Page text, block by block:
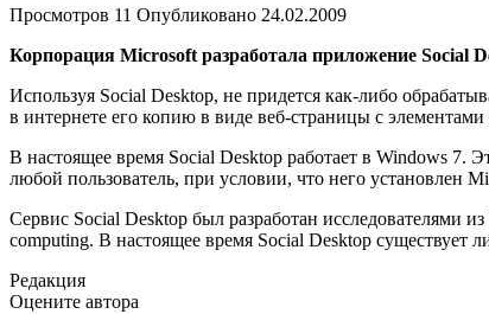
Просмотров 11 Опубликовано 24.02.2009
Корпорация Microsoft разработала приложение Social
Используя Social Desktop, не придется как-либо
в интернете его копию в виде веб-страницы с
В настоящее время Social Desktop работает в Windows 7.
любой пользователь, при условии, что него установлен
Сервис Social Desktop был разработан исследователями
computing. В настоящее время Social Desktop существует
Редакция
Оцените автора